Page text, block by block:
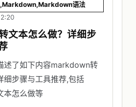
,Markdown,Markdown语法
文本怎么做？详细步
述了如下内容markdown转
细步骤与工具推荐,包括
本怎么做等